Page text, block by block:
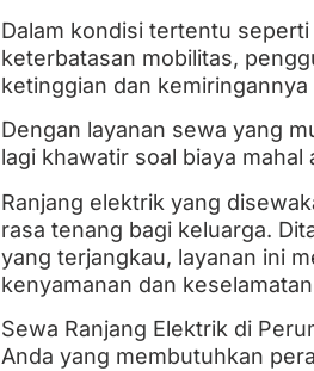
Dalam kondisi tertentu
keterbatasan mobilitas,
ketinggian dan
Dengan layanan sewa yang
lagi khawatir soal biaya
Ranjang elektrik yang
rasa tenang bagi keluarga.
yang terjangkau, layanan ini
kenyamanan dan
Sewa Ranjang Elektrik di
Anda yang membutuhkan